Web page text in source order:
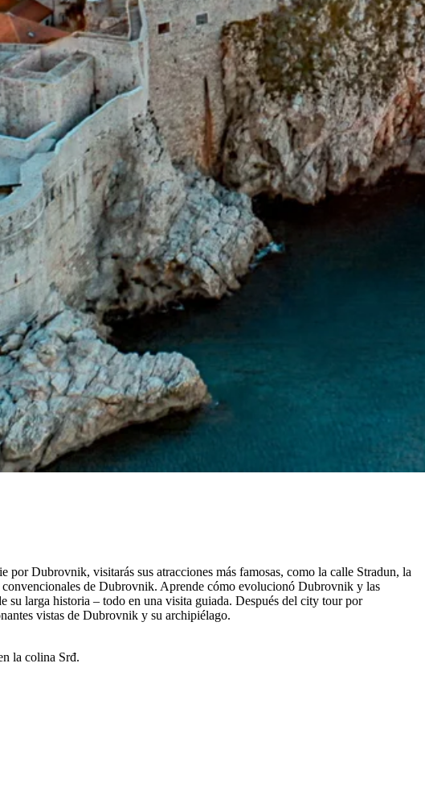
Dubrovnik, visitarás sus atracciones más famosas, como la calle Stradun, la
convencionales de Dubrovnik. Aprende cómo evolucionó Dubrovnik y las
su larga historia – todo en una visita guiada. Después del city tour por
vistas de Dubrovnik y su archipiélago.
la colina Srđ.